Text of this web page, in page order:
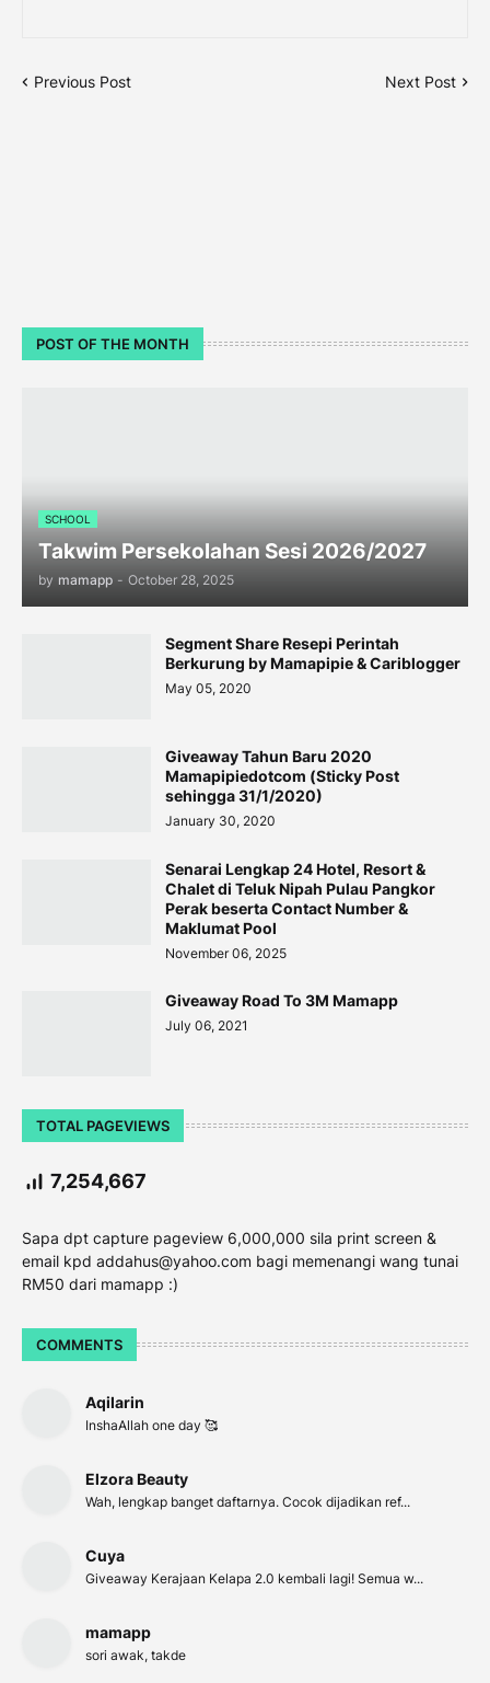
Previous Post Next Post
POST OF THE MONTH
SCHOOL
Takwim Persekolahan Sesi 2026/2027
by mamapp - October 28, 2025
Segment Share Resepi Perintah
Berkurung by Mamapipie & Cariblogger
May 05, 2020
Giveaway Tahun Baru 2020
Mamapipiedotcom (Sticky Post
sehingga 31/1/2020)
January 30, 2020
Senarai Lengkap 24 Hotel, Resort &
Chalet di Teluk Nipah Pulau Pangkor
Perak beserta Contact Number &
Maklumat Pool
November 06, 2025
Giveaway Road To 3M Mamapp
July 06, 2021
TOTAL PAGEVIEWS
7,254,667
Sapa dpt capture pageview 6,000,000 sila print screen &
email kpd addahus@yahoo.com bagi memenangi wang tunai
RM50 dari mamapp :)
COMMENTS
Aqilarin
InshaAllah one day 🥰
Elzora Beauty
Wah, lengkap banget daftarnya. Cocok dijadikan ref...
Cuya
Giveaway Kerajaan Kelapa 2.0 kembali lagi! Semua w...
mamapp
sori awak, takde